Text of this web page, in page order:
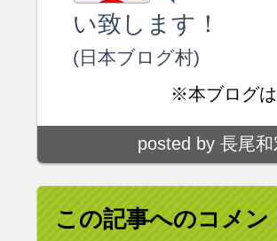
い致します！
(日本ブログ村)
※本ブログ
posted by 長尾和
この記事へのコメン